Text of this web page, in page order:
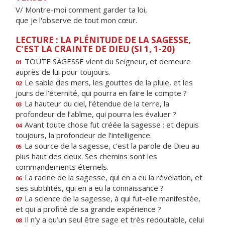
V/ Montre-moi comment garder ta loi,
que je l'observe de tout mon cœur.
LECTURE : LA PLÉNITUDE DE LA SAGESSE,
C'EST LA CRAINTE DE DIEU (SI 1, 1-20)
01 TOUTE SAGESSE vient du Seigneur, et demeure
auprès de lui pour toujours.
02 Le sable des mers, les gouttes de la pluie, et les
jours de l’éternité, qui pourra en faire le compte ?
03 La hauteur du ciel, l’étendue de la terre, la
profondeur de l’abîme, qui pourra les évaluer ?
04 Avant toute chose fut créée la sagesse ; et depuis
toujours, la profondeur de l’intelligence.
05 La source de la sagesse, c’est la parole de Dieu au
plus haut des cieux. Ses chemins sont les
commandements éternels.
06 La racine de la sagesse, qui en a eu la révélation, et
ses subtilités, qui en a eu la connaissance ?
07 La science de la sagesse, à qui fut-elle manifestée,
et qui a profité de sa grande expérience ?
08 Il n’y a qu’un seul être sage et très redoutable, celui